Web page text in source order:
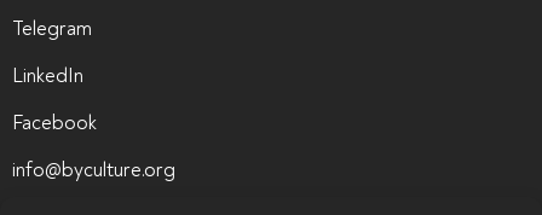
Telegram
LinkedIn
Facebook
info@byculture.org